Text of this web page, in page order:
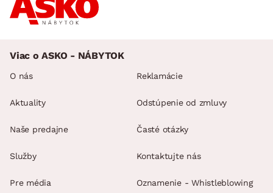
Viac o ASKO - NÁBYTOK
O nás
Aktuality
Naše predajne
Služby
Pre média
Reklamácie
Odstúpenie od zmluvy
Časté otázky
Kontaktujte nás
Oznamenie - Whistleblowing